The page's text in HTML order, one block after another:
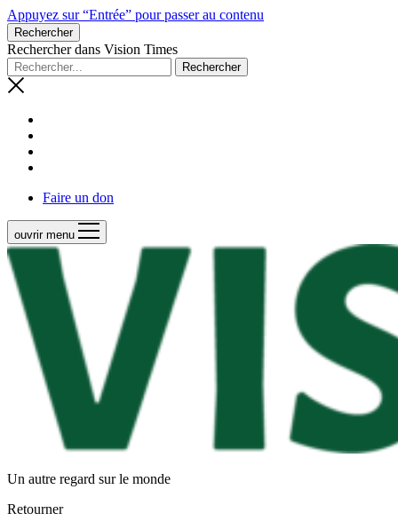
Appuyez sur “Entrée” pour passer au contenu
Rechercher
Rechercher dans Vision Times
Faire un don
ouvrir menu
Un autre regard sur le monde
Retourner